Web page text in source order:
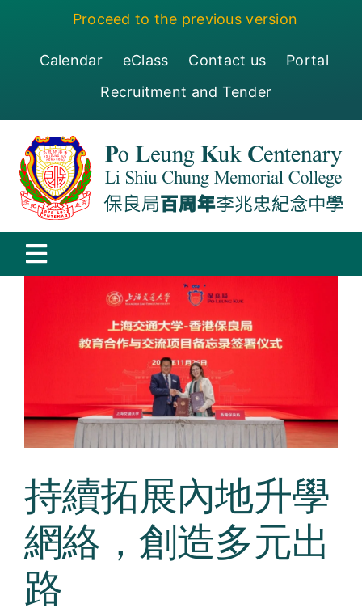
Proceed to the previous version
Calendar eClass Contact us
Portal
Recruitment and Tender
Toggle
Navigation
保良局百周年李兆忠紀念中學
Centenary
Co-curricular Activity
Companion
Search
持續拓展內地升學
網絡，創造多元出
路